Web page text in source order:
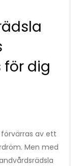
för dig
av ett
Men med